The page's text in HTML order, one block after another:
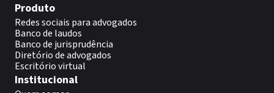
Produto
Redes sociais para advogados
Banco de laudos
Banco de jurisprudência
Diretório de advogados
Escritório virtual
Institucional